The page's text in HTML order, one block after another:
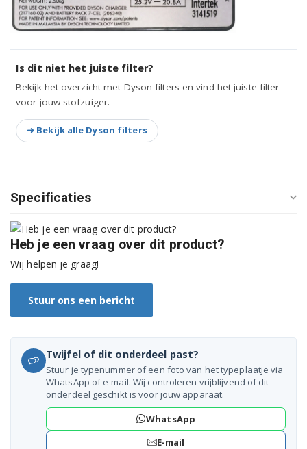
Is dit niet het juiste filter?
Bekijk het overzicht met Dyson filters en vind het juiste filter
voor jouw stofzuiger.
➜ Bekijk alle Dyson filters
Specificaties
Heb je een vraag over dit product?
Wij helpen je graag!
Stuur ons een bericht
Twijfel of dit onderdeel past?
Stuur je typenummer of een foto van het typeplaatje via
WhatsApp of e-mail. Wij controleren vrijblijvend of dit
onderdeel geschikt is voor jouw apparaat.
WhatsApp
E-mail